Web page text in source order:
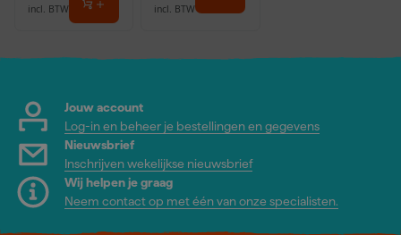
incl. BTW incl. BTW
Jouw account
Log-in en beheer je bestellingen en gegevens
Nieuwsbrief
Inschrijven wekelijkse nieuwsbrief
Wij helpen je graag
Neem contact op met één van onze specialisten.